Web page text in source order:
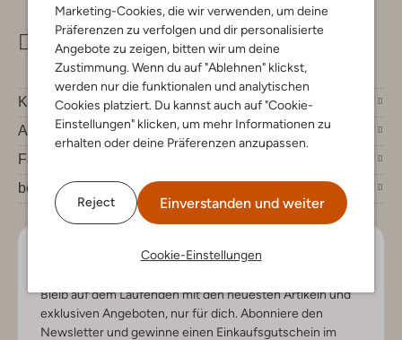
Marketing-Cookies, die wir verwenden, um deine
Präferenzen zu verfolgen und dir personalisierte
Angebote zu zeigen, bitten wir um deine
Zustimmung. Wenn du auf "Ablehnen" klickst,
werden nur die funktionalen und analytischen
Cookies platziert. Du kannst auch auf "Cookie-
Einstellungen" klicken, um mehr Informationen zu
erhalten oder deine Präferenzen anzupassen.
Reject Einverstanden und weiter
Cookie-Einstellungen
Kundenservice
Account
Fashion News
bei Omoda
Lass uns in Kontakt bleiben
Bleib auf dem Laufenden mit den neuesten Artikeln und
exklusiven Angeboten, nur für dich. Abonniere den
Newsletter und gewinne einen Einkaufsgutschein im